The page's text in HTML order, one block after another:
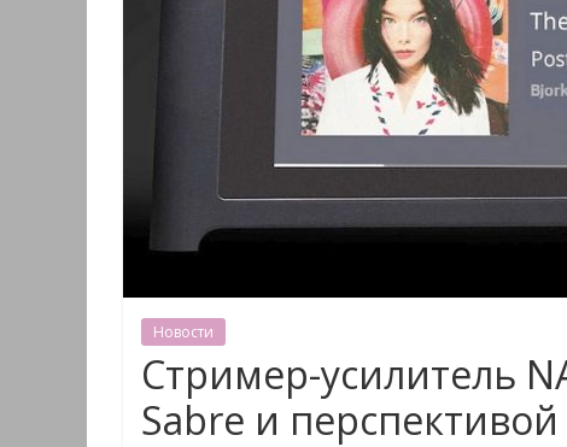
Новости
Стример-усилитель
Sabre и